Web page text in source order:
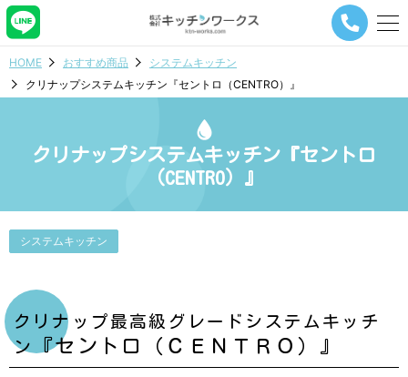
メ
ナ
ボ
HOME おすすめ商品
システムキッチン
クリナップシステムキッチン『セントロ（CENTRO）』
クリナップシステムキッチン『セントロ
（CENTRO）』
システムキッチン
クリナップ最高級グレードシステムキッチ
ン
『セントロ（ＣＥＮＴＲＯ）』